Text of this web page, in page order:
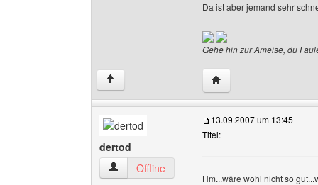
Da ist aber jemand sehr
Gehe hin zur Ameise, du
↑ Website dieses
dertod
dertod Benutzer-Profile anzeigen
Offline
13.09.2007 um 13:45
Titel:
Hm...wäre wohl nicht so